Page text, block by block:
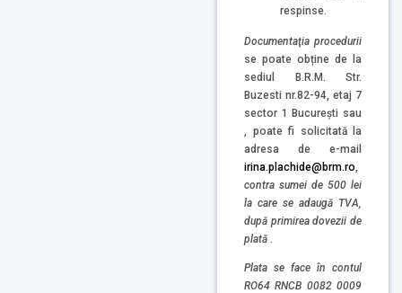
respinse.
Documentaţia procedurii
se poate obține de la
sediul B.R.M. Str.
Buzesti nr.82-94, etaj 7
sector 1 București sau
, poate fi solicitată la
adresa de e-mail
irina.plachide@brm.ro
contra sumei de 500 lei
la care se adaugă TVA,
după primirea dovezii de
plată
Plata se face în contul
RO64 RNCB 0082 0009